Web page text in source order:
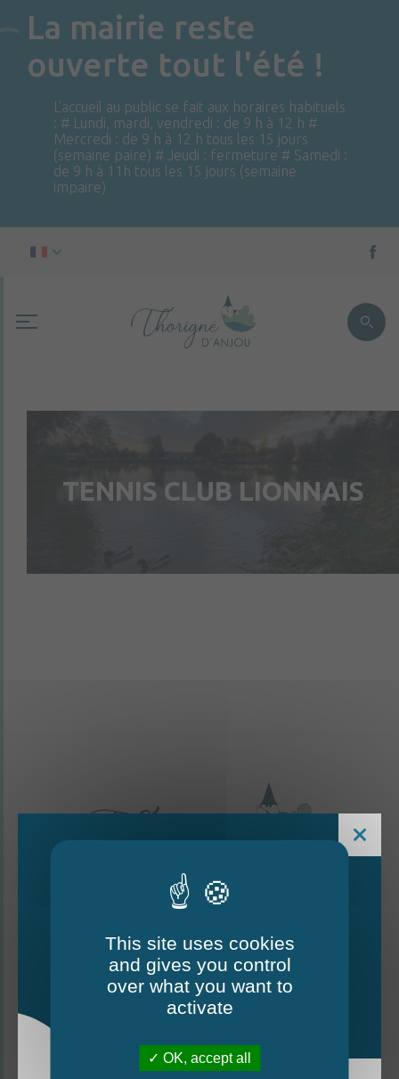
La mairie reste
ouverte tout l'été !
L'accueil au public se fait aux horaires habituels
: # Lundi, mardi, vendredi : de 9 h à 12 h #
Mercredi : de 9 h à 12 h tous les 15 jours
(semaine paire) # Jeudi : fermeture # Samedi :
de 9 h à 11h tous les 15 jours (semaine
impaire)
TENNIS CLUB LIONNAIS
CONTACTEZ-NOUS
Le Mag - édition estivale
This site uses cookies
and gives you control
over what you want to
activate
OK, accept all